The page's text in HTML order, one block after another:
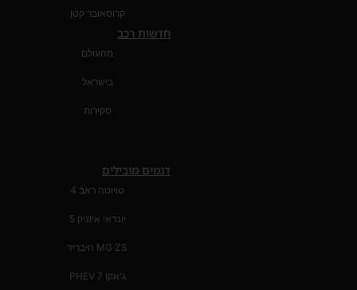
קרוסאובר קטן
חדשות רכב
מהעולם
בישראל
סקירות
דגמים מובילים
טויוטה ראב 4
יונדאי איוניק 5
MG ZS היבריד
ג'אקו 7 PHEV